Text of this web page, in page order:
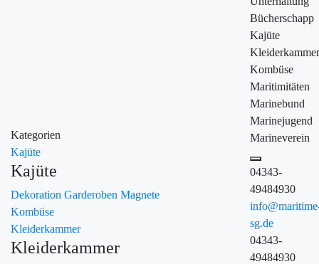
Kategorien
Kajüte
Kajüte
Dekoration Garderoben Magnete
Kombüse
Kleiderkammer
Kleiderkammer
Bücherschapp
Kajüte
Kleiderkammer
Kombüse
Maritimitäten
Marinebund
Marinejugend
Marineverein
04343-
49484930
sg.de
04343-
49484930